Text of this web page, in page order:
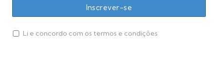
Li e concordo com os termos e condições